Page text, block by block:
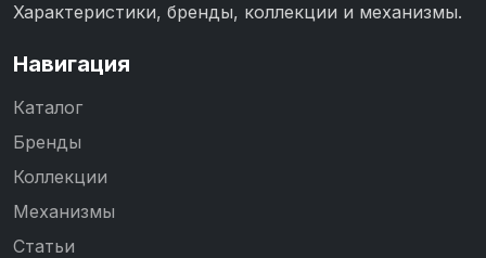
Характеристики, бренды, коллекции и механизмы.
Навигация
Каталог
Бренды
Коллекции
Механизмы
Статьи